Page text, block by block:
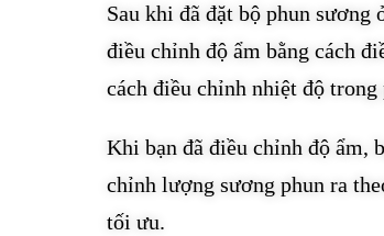
Sau khi đã đặt bộ phun
điều chỉnh độ ẩm bằng cách
cách điều chỉnh nhiệt độ trong
Khi bạn đã điều chỉnh độ ẩm,
chỉnh lượng sương phun ra
tối ưu.